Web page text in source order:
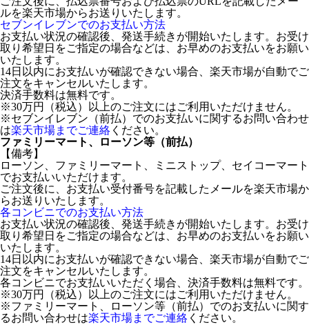
ルを楽天市場からお送りいたします。
セブンイレブンでのお支払い方法
お支払い状況の確認後、発送手続きが開始いたします。お受け
取り希望日をご指定の場合などは、お早めのお支払いをお願い
いたします。
14日以内にお支払いが確認できない場合、楽天市場が自動でご
注文をキャンセルいたします。
決済手数料は無料です。
※30万円（税込）以上のご注文にはご利用いただけません。
※セブンイレブン（前払）でのお支払いに関するお問い合わせ
は楽天市場までご連絡 ください。
ファミリーマート、ローソン等（前払）
【備考】
ローソン、ファミリーマート、ミニストップ、セイコーマート
でお支払いいただけます。
ご注文後に、お支払い受付番号を記載したメールを楽天市場か
らお送りいたします。
各コンビニでのお支払い方法
お支払い状況の確認後、発送手続きが開始いたします。お受け
取り希望日をご指定の場合などは、お早めのお支払いをお願い
いたします。
14日以内にお支払いが確認できない場合、楽天市場が自動でご
注文をキャンセルいたします。
各コンビニでお支払いいただく場合、決済手数料は無料です。
※30万円（税込）以上のご注文にはご利用いただけません。
※ファミリーマート、ローソン等（前払）でのお支払いに関す
るお問い合わせは楽天市場までご連絡 ください。